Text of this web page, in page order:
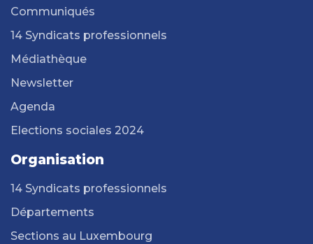
Communiqués
14 Syndicats professionnels
Médiathèque
Newsletter
Agenda
Elections sociales 2024
Organisation
14 Syndicats professionnels
Départements
Sections au Luxembourg